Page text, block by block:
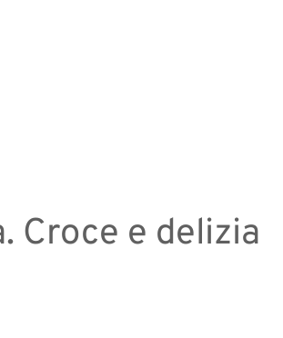
Croce e delizia